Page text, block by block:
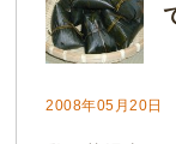
2008年05月20日